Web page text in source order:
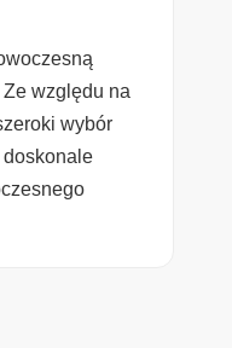
względu na
wybór